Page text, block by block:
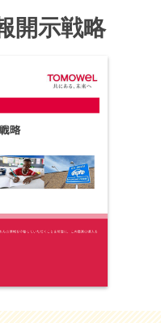
開示戦略